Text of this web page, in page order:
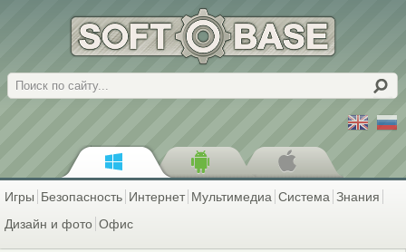
Поиск
Игры Безопасность Интернет Мультимедиа Система Знания
Дизайн и фото Офис